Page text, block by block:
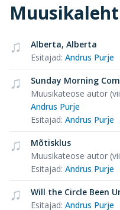
Muusikaleht
Alberta, Alberta
Esitajad: Andrus Purje
Sunday Morning
Muusikateose autor
Andrus Purje
Esitajad: Andrus Purje
Mõtisklus
Muusikateose autor
Esitajad: Andrus Purje
Will the Circle Been
Esitajad: Andrus Purje